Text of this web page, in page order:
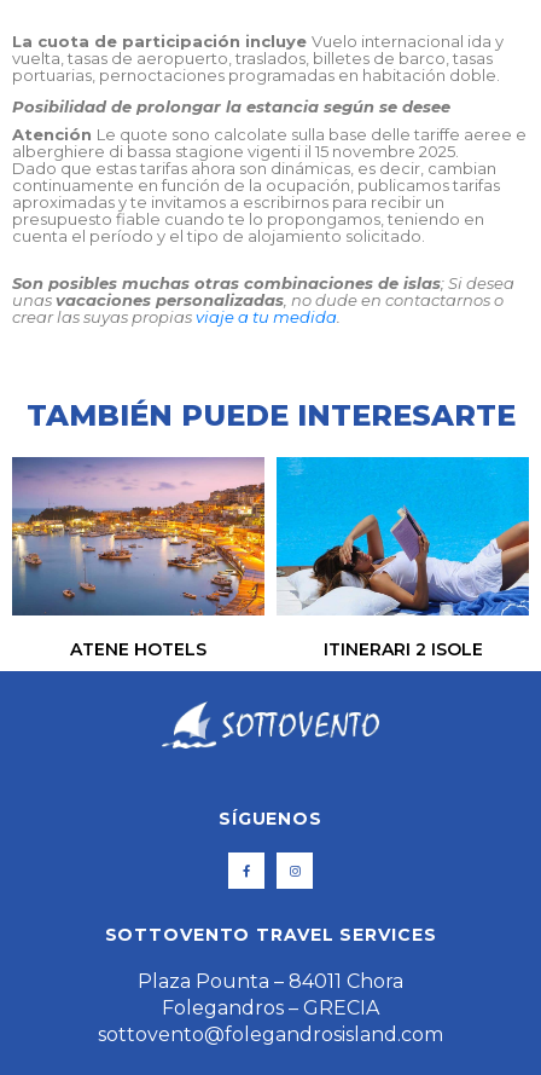
La cuota de participación incluye Vuelo internacional ida y
vuelta, tasas de aeropuerto, traslados, billetes de barco, tasas
portuarias, pernoctaciones programadas en habitación doble.
Posibilidad de prolongar la estancia según se desee
Atención Le quote sono calcolate sulla base delle tariffe aeree e
alberghiere di bassa stagione vigenti il 15 novembre 2025.
Dado que estas tarifas ahora son dinámicas, es decir, cambian
continuamente en función de la ocupación, publicamos tarifas
aproximadas y te invitamos a escribirnos para recibir un
presupuesto fiable cuando te lo propongamos, teniendo en
cuenta el período y el tipo de alojamiento solicitado.
Son posibles muchas otras combinaciones de islas; Si desea
unasvacaciones personalizadas , no dude en contactarnos o
crear las suyas propiasviaje a tu medida
TAMBIÉN PUEDE INTERESARTE
ATENE HOTELS ITINERARI 2 ISOLE
SÍGUENOS
SOTTOVENTO TRAVEL SERVICES
Plaza Pounta – 84011 Chora
Folegandros – GRECIA
sottovento@folegandrosisland.com